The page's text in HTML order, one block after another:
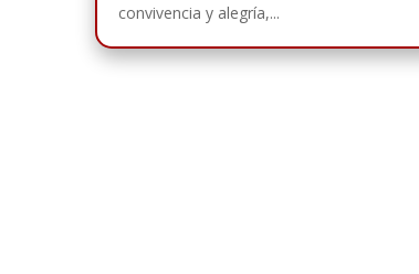
convivencia y alegría,...